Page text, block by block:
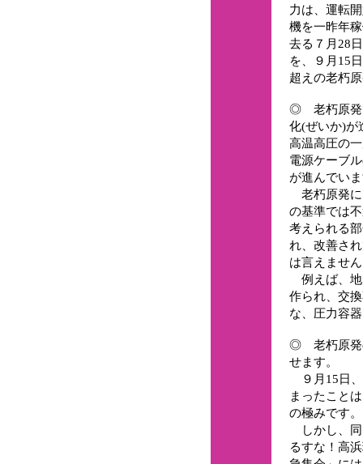
力は、運転
機を一昨年
去る７月28
を、９月15
超えの老朽
◎ 老朽原発
化(ぜいか)が
高温高圧の
電源ケーブ
が進んでい
老朽原発に
の基準では
考えられる
れ、改善さ
は言えませ
例えば、地
作られ、交
な、圧力容
◎ 老朽原発
せます。
９月15日、
まったこと
の極みです。
しかし、同
るすな！高